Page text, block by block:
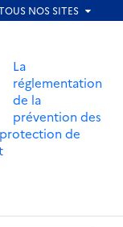
La
réglementation
de la
prévention des
de